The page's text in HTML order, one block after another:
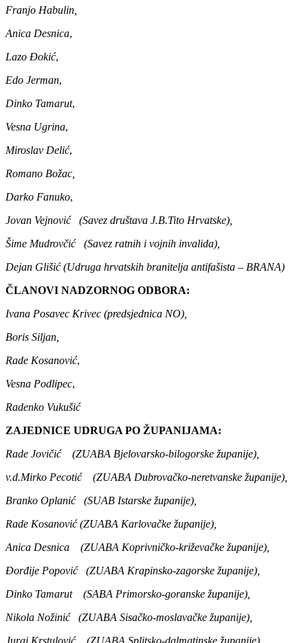
Franjo Habulin,
Anica Desnica,
Lazo Đokić,
Edo Jerman,
Dinko Tamarut,
Vesna Ugrina,
Miroslav Delić,
Romano Božac,
Darko Fanuko,
Jovan Vejnović (Savez društava J.B.Tito Hrvatske),
Šime Mudrovčić (Savez ratnih i vojnih invalida),
Dejan Glišić (Udruga hrvatskih branitelja antifašista – BRANA)
ČLANOVI NADZORNOG ODBORA:
Ivana Posavec Krivec (predsjednica NO),
Boris Siljan,
Rade Kosanović,
Vesna Podlipec,
Radenko Vukušić
ZAJEDNICE UDRUGA PO ŽUPANIJAMA:
Rade Jovičić (ZUABA Bjelovarsko-bilogorske županije),
v.d.Mirko Pecotić (ZUABA Dubrovačko-neretvanske županije),
Branko Oplanić (SUAB Istarske županije),
Rade Kosanović (ZUABA Karlovačke županije),
Anica Desnica (ZUABA Koprivničko-križevačke županije),
Đorđije Popović (ZUABA Krapinsko-zagorske županije),
Dinko Tamarut (SABA Primorsko-goranske županije),
Nikola Nožinić (ZUABA Sisačko-moslavačke županije),